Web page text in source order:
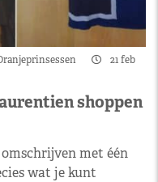
21 feb
shoppen
met één
wat je kunt